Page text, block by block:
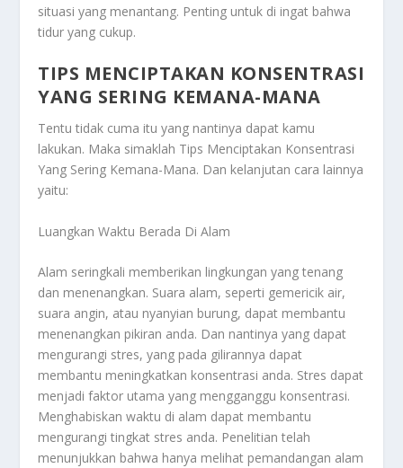
situasi yang menantang. Penting untuk di ingat bahwa
tidur yang cukup.
TIPS MENCIPTAKAN KONSENTRASI
YANG SERING KEMANA-MANA
Tentu tidak cuma itu yang nantinya dapat kamu
lakukan. Maka simaklah Tips Menciptakan Konsentrasi
Yang Sering Kemana-Mana. Dan kelanjutan cara lainnya
yaitu:
Luangkan Waktu Berada Di Alam
Alam seringkali memberikan lingkungan yang tenang
dan menenangkan. Suara alam, seperti gemericik air,
suara angin, atau nyanyian burung, dapat membantu
menenangkan pikiran anda. Dan nantinya yang dapat
mengurangi stres, yang pada gilirannya dapat
membantu meningkatkan konsentrasi anda. Stres dapat
menjadi faktor utama yang mengganggu konsentrasi.
Menghabiskan waktu di alam dapat membantu
mengurangi tingkat stres anda. Penelitian telah
menunjukkan bahwa hanya melihat pemandangan alam